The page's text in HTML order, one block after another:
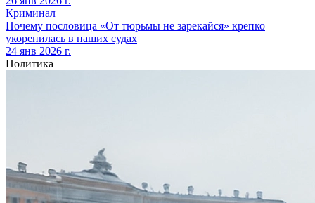
Криминал
Почему пословица «От тюрьмы не зарекайся» крепко
укоренилась в наших судах
24 янв 2026 г.
Политика